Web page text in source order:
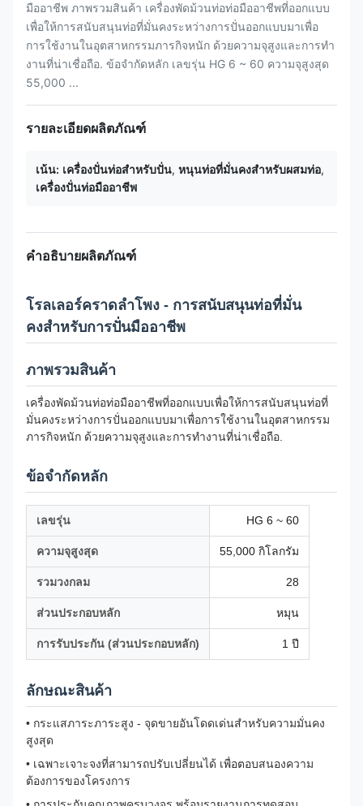
มืออาชีพ ภาพรวมสินค้า เครื่องพัดม้วนท่อท่อมืออาชีพที่ออกแบบ
เพื่อให้การสนับสนุนท่อที่มั่นคงระหว่างการปั่นออกแบบมาเพื่อ
การใช้งานในอุตสาหกรรมภารกิจหนัก ด้วยความจุสูงและการทํา
งานที่น่าเชื่อถือ. ข้อจํากัดหลัก เลขรุ่น HG 6 ~ 60 ความจุสูงสุด
55,000 ...
รายละเอียดผลิตภัณฑ์
เน้น: เครื่องปั่นท่อสําหรับปั่น, หนุนท่อที่มั่นคงสําหรับผสมท่อ,
เครื่องปั่นท่อมืออาชีพ
คำอธิบายผลิตภัณฑ์
โรลเลอร์คราดลําโพง - การสนับสนุนท่อที่มั่น
คงสําหรับการปั่นมืออาชีพ
ภาพรวมสินค้า
เครื่องพัดม้วนท่อท่อมืออาชีพที่ออกแบบเพื่อให้การสนับสนุนท่อที่
มั่นคงระหว่างการปั่นออกแบบมาเพื่อการใช้งานในอุตสาหกรรม
ภารกิจหนัก ด้วยความจุสูงและการทํางานที่น่าเชื่อถือ.
ข้อจํากัดหลัก
เลขรุ่น HG 6 ~ 60
ความจุสูงสุด 55,000 กิโลกรัม
รวมวงกลม 28
ส่วนประกอบหลัก หมุน
การรับประกัน (ส่วนประกอบหลัก) 1 ปี
ลักษณะสินค้า
• กระแสภาระภาระสูง - จุดขายอันโดดเด่นสําหรับความมั่นคง
สูงสุด
• เฉพาะเจาะจงที่สามารถปรับเปลี่ยนได้ เพื่อตอบสนองความ
ต้องการของโครงการ